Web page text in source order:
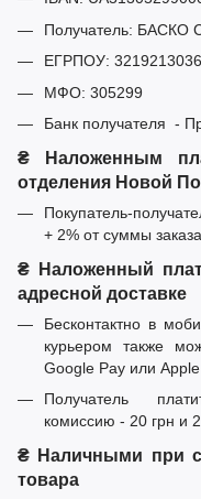
Получатель:
ЕГРПОУ: 3219213036
МФО: 305299
Банк получателя -
₴ Наложенным
отделения Новой
Покупатель-
+ 2% от суммы заказа.
₴ Наложенный
адресной доставке
Бесконтактно в
курьером также
Google Pay или
Получатель
комиссию - 20 грн и
₴ Наличными при
товара